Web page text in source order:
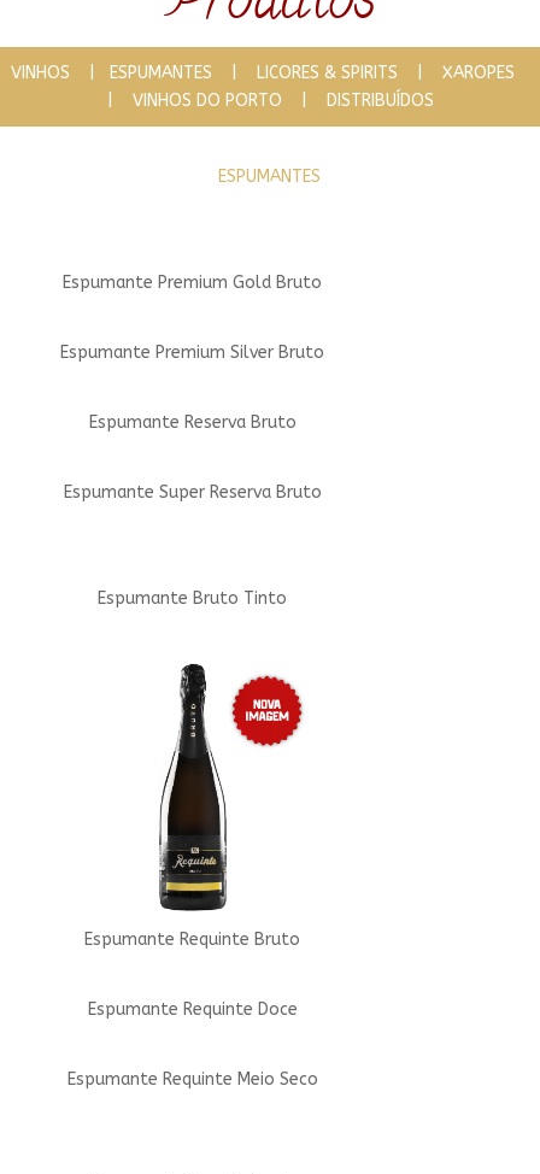
VINHOS ESPUMANTES LICORES & SPIRITS
XAROPES
VINHOS DO PORTO DISTRIBUÍDOS
ESPUMANTES
Espumante Premium Gold Bruto
Espumante Premium Silver Bruto
Espumante Reserva Bruto
Espumante Super Reserva Bruto
Espumante Bruto Tinto
Espumante Requinte Bruto
Espumante Requinte Doce
Espumante Requinte Meio Seco